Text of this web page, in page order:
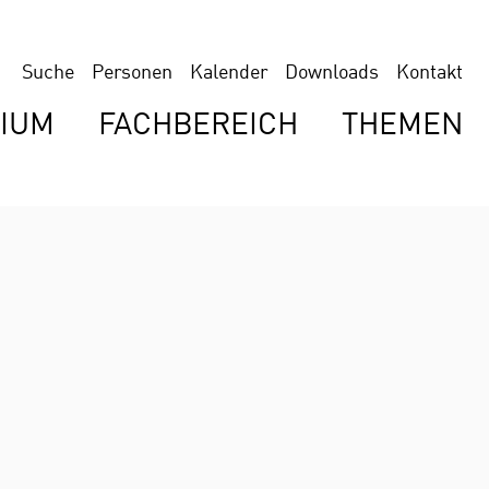
Suche Personen Kalender Downloads Kontakt
FACHBEREICH THEMEN